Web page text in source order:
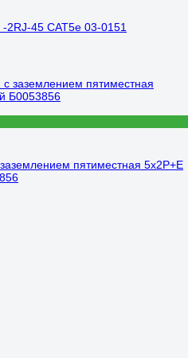
2RJ-45 CAT5e 03-0151
пятиместная 5х2P+E